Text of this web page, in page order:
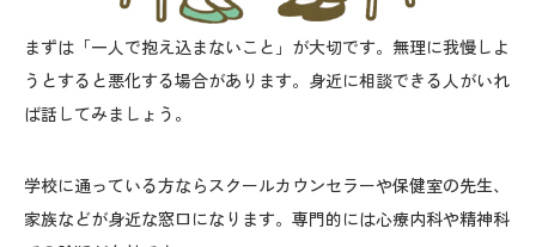
まずは「一人で抱え込まないこと」が大切です。無理に我慢しよ
うとすると悪化する場合があります。身近に相談できる人がいれ
ば話してみましょう。
学校に通っている方ならスクールカウンセラーや保健室の先生、
家族などが身近な窓口になります。専門的には心療内科や精神科